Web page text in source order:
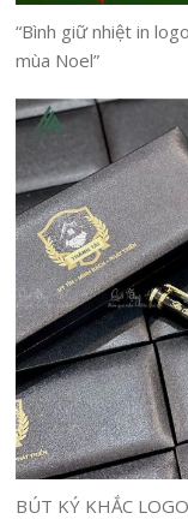
“Bình giữ nhiệt in
mùa Noel”
BÚT KÝ KHẮC